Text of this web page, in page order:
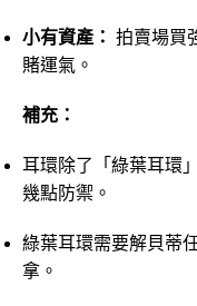
小有資產： 拍賣場買
賭運氣。
補充：
耳環除了「 綠葉耳環」
幾點防禦。
綠葉耳環需要解貝蒂
拿。